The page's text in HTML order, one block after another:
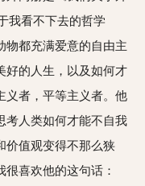
我看不下去的哲学
物都充满爱意的自由主
好的人生，以及如何才
义者，平等主义者。他
考人类如何才能不自我
价值观变得不那么狭
喜欢他的这句话：